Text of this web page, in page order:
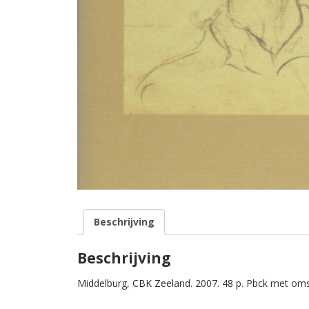
Beschrijving
Beschrijving
Middelburg, CBK Zeeland. 2007. 48 p. Pbck met